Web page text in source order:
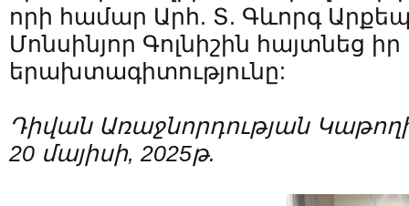
որի համար Արհ. Տ. Գևորգ
Մոնսինյոր Գոլնիշին հայտնեց
երախտագիտությունը:
Դիվան Առաջնորդության
20 մայիսի, 2025թ.